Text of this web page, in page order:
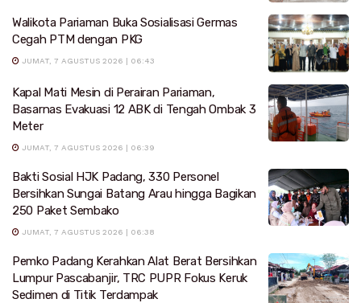
Walikota Pariaman Buka Sosialisasi Germas
Cegah PTM dengan PKG
JUMAT, 7 AGUSTUS 2026 | 06:43
Kapal Mati Mesin di Perairan Pariaman,
Basarnas Evakuasi 12 ABK di Tengah Ombak 3
Meter
JUMAT, 7 AGUSTUS 2026 | 06:39
Bakti Sosial HJK Padang, 330 Personel
Bersihkan Sungai Batang Arau hingga Bagikan
250 Paket Sembako
JUMAT, 7 AGUSTUS 2026 | 06:38
Pemko Padang Kerahkan Alat Berat Bersihkan
Lumpur Pascabanjir, TRC PUPR Fokus Keruk
Sedimen di Titik Terdampak